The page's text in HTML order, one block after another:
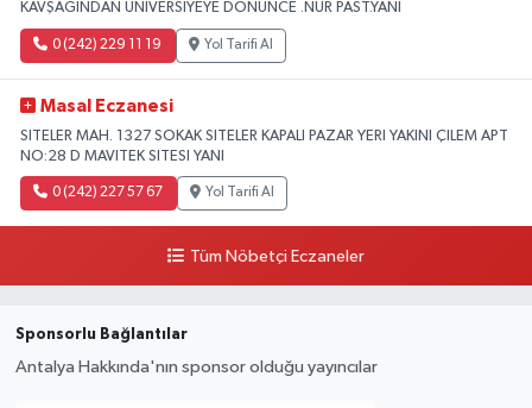
KAVŞAĞINDAN ÜNİVERSİYEYE DÖNÜNCE .NUR PAST.YANI
0 (242) 229 11 19 Yol Tarifi Al
Masal Eczanesi
SITELER MAH. 1327 SOKAK SITELER KAPALI PAZAR YERI YAKINI ÇILEM APT
NO:28 D MAVITEK SITESI YANI
0 (242) 227 57 67 Yol Tarifi Al
Tüm Nöbetçi Eczaneler
Sponsorlu Bağlantılar
Antalya Hakkında'nın sponsor olduğu yayıncılar